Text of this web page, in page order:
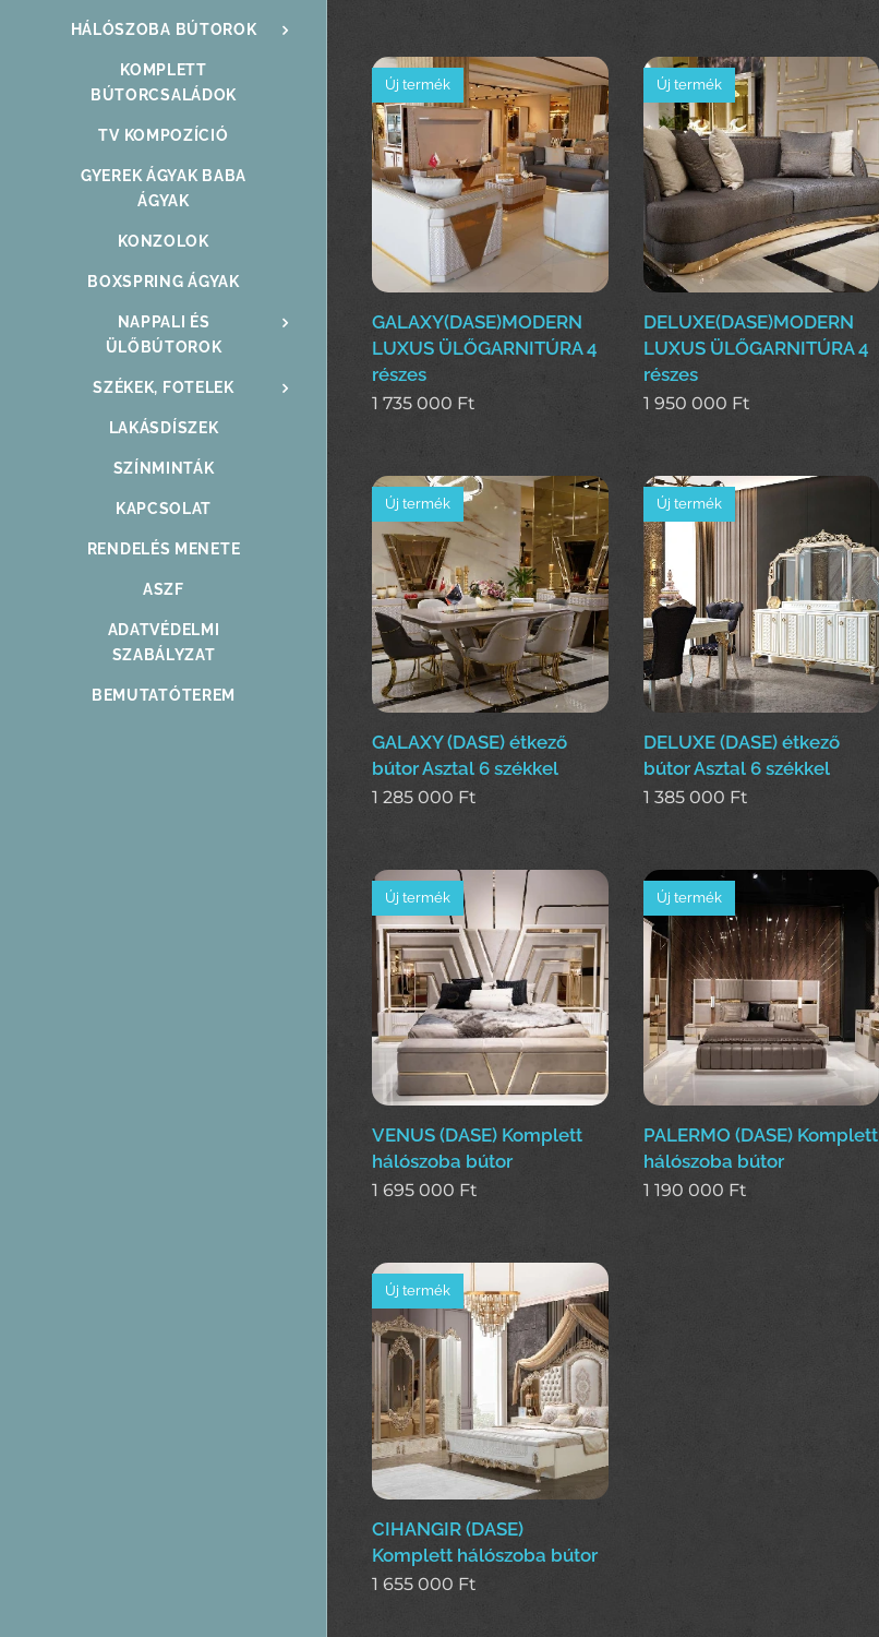
HÁLÓSZOBA BÚTOROK
KOMPLETT
BÚTORCSALÁDOK
TV KOMPOZÍCIÓ
GYEREK ÁGYAK BABA
ÁGYAK
KONZOLOK
BOXSPRING ÁGYAK
NAPPALI ÉS
ÜLŐBÚTOROK
SZÉKEK, FOTELEK
LAKÁSDÍSZEK
SZÍNMINTÁK
KAPCSOLAT
RENDELÉS MENETE
ASZF
ADATVÉDELMI
SZABÁLYZAT
BEMUTATÓTEREM
GALAXY(DASE)MODERN
LUXUS ÜLŐGARNITÚRA 4
részes
Új termék
1 735 000 Ft
DELUXE(DASE)MODERN
LUXUS ÜLŐGARNITÚRA 4
részes
Új termék
1 950 000 Ft
GALAXY (DASE) étkező
bútor Asztal 6 székkel
Új termék
1 285 000 Ft
DELUXE (DASE) étkező
bútor Asztal 6 székkel
Új termék
1 385 000 Ft
VENUS (DASE) Komplett
hálószoba bútor
Új termék
1 695 000 Ft
PALERMO (DASE) Komplett
hálószoba bútor
Új termék
1 190 000 Ft
CIHANGIR (DASE)
Komplett hálószoba bútor
Új termék
1 655 000 Ft